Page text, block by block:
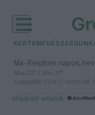
KERTEM EGÉSZSÉGÜNK
Ma– Részben napos,
Max 33° / Min 21°
Csapadék: 55% (1 mm)Szél:
időjárási adatok: